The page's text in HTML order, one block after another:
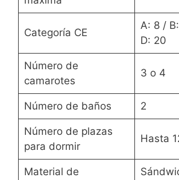
Categoría CE
A: 8 /
D: 20
Número de
camarotes
3 o 4
Número de baños 2
Número de plazas
para dormir
Hasta
Material de